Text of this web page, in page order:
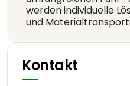
werden individuelle
und
Kontakt